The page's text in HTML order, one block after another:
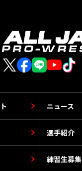
選手紹介
ニュース
練習生募集